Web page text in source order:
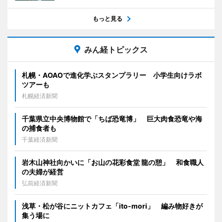
もっと見る
みん経トピックス
札幌・AOAOで進化学ぶスタンプラリー 小学生向けラボ
ツアーも
札幌経済新聞
千葉県立中央博物館で「ちば恐竜博」 巨大肉食恐竜や海
の捕食者も
千葉経済新聞
岩木山神社向かいに「お山の花彩食堂 龍の憩」 和食職人
の夫婦が経営
弘前経済新聞
浅草・松が谷にニットカフェ「ito-mori」 編み物好きが
集う場に